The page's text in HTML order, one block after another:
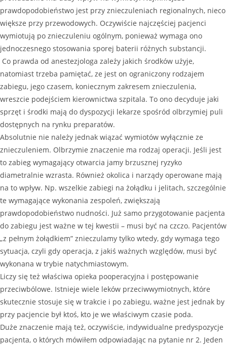
prawdopodobieństwo jest przy znieczuleniach regionalnych, nieco
większe przy przewodowych. Oczywiście najczęściej pacjenci
wymiotują po znieczuleniu ogólnym, ponieważ wymaga ono
jednoczesnego stosowania sporej baterii różnych substancji.
Co prawda od anestezjologa zależy jakich środków użyje,
natomiast trzeba pamiętać, ze jest on ograniczony rodzajem
zabiegu, jego czasem, koniecznym zakresem znieczulenia,
wreszcie podejściem kierownictwa szpitala. To ono decyduje jaki
sprzęt i środki mają do dyspozycji lekarze spośród olbrzymiej puli
dostępnych na rynku preparatów.
Absolutnie nie należy jednak wiązać wymiotów wyłącznie ze
znieczuleniem. Olbrzymie znaczenie ma rodzaj operacji. Jeśli jest
to zabieg wymagający otwarcia jamy brzusznej ryzyko
diametralnie wzrasta. Również okolica i narządy operowane mają
na to wpływ. Np. wszelkie zabiegi na żołądku i jelitach, szczególnie
te wymagające wykonania zespoleń, zwiększają
prawdopodobieństwo nudności. Już samo przygotowanie pacjenta
do zabiegu jest ważne w tej kwestii – musi być na czczo. Pacjentów
„z pełnym żołądkiem” znieczulamy tylko wtedy, gdy wymaga tego
sytuacja, czyli gdy operacja, z jakiś ważnych względów, musi być
wykonana w trybie natychmiastowym.
Liczy się też właściwa opieka pooperacyjna i postępowanie
przeciwbólowe. Istnieje wiele leków przeciwwymiotnych, które
skutecznie stosuje się w trakcie i po zabiegu, ważne jest jednak by
przy pacjencie był ktoś, kto je we właściwym czasie poda.
Duże znaczenie mają też, oczywiście, indywidualne predyspozycje
pacjenta, o których mówiłem odpowiadając na pytanie nr 2. Jeden